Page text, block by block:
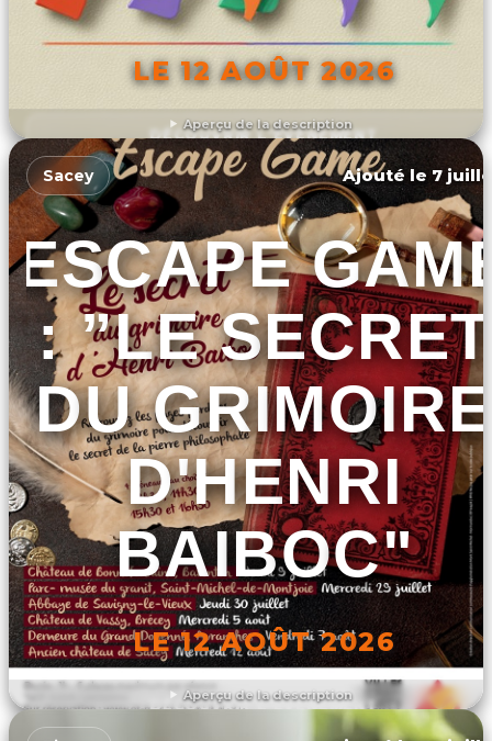
Aperçu de la description
LE 12 AOÛT 2026
DÉCOUVRIR L'ÉVÉNEMENT
Aperçu de la description
Sacey Ajouté le 7
ESCAPE
: ”LE SECRET
DU GRIMOIRE
D'HENRI
BAIBOC"
LE 12 AOÛT 2026
DÉCOUVRIR L'ÉVÉNEMENT